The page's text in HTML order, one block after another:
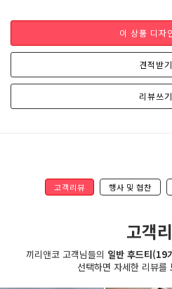
이 상품 디자
견적받기
리뷰쓰기
고객리뷰 행사 및 협찬
고객
끼리앤코 고객님들의 일반 후드티(19
선택하면 자세한 리뷰를